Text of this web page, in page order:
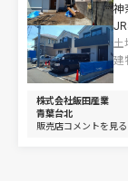
神
土
建
株式会社飯田産業
青葉台北
販売店コメントを